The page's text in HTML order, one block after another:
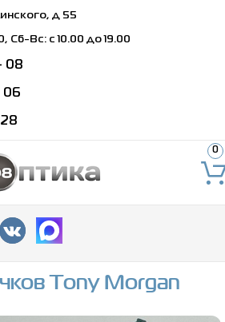
д 55
Сб-Вс: с 10.00 до 19.00
08
06
0
оправы
Tony Morgan